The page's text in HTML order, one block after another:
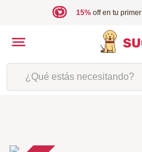
15%off en tu primer
¿Qué estás necesitando?